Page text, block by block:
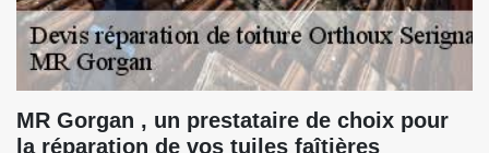
MR Gorgan , un prestataire de choix pour
la réparation de vos tuiles faîtières